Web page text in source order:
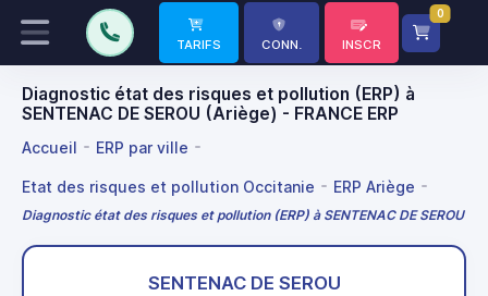
TARIFS CONN. INSCR
0
Diagnostic état des risques et pollution (ERP) à
SENTENAC DE SEROU (Ariège) - FRANCE ERP
Accueil ERP par ville
Etat des risques et pollution Occitanie ERP Ariège
Diagnostic état des risques et pollution (ERP) à SENTENAC DE SEROU
SENTENAC DE SEROU